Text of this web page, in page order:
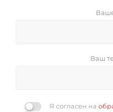
Ваш
Я согласен на